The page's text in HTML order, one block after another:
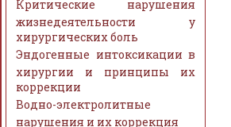
Критические нарушения
жизнедеятельности у
хирургических боль
Эндогенные интоксикации в
хирургии и принципы их
коррекции
Водно-электролитные
нарушения и их коррекция